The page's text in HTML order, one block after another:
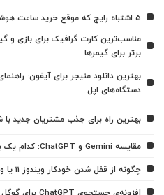
5 اشتباه رایج که موقع خرید ساعت هوشمند طرح اپل واچ نباید انجام بدید!
برتر برای گیمرها
بهترین دانلود منیجر برای آیفون:
دستگاه‌های اپل
بهترین راه برای جذب مشتریان جدید با
مقایسه Gemini و ChatGPT: کدام یک بهتر است؟
چگونه از قفل شدن خودکار ویندوز 11 یا ویندوز 10 جلوگیری کنیم؟
افزونه‌ی جستجوی ChatGPT برای گوگل کروم معرفی شد